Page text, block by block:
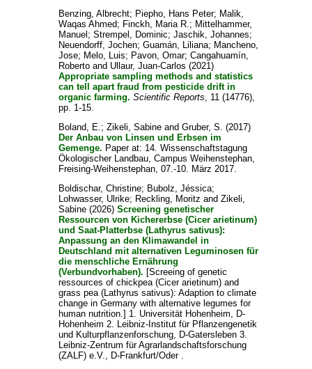
Benzing, Albrecht; Piepho, Hans Peter; Malik,
Waqas Ahmed; Finckh, Maria R.; Mittelhammer,
Manuel ; Strempel, Dominic; Jaschik, Johannes;
Neuendorff, Jochen; Guamán, Liliana; Mancheno,
Jose; Melo, Luis; Pavon, Omar; Cangahuamín,
Robertoand Ullaur, Juan-Carlos (2021)
Appropriate sampling methods and statistics
can tell apart fraud from pesticide drift in
organic farming. Scientific Reports, 11 (14776),
pp. 1-15.
Boland, E.; Zikeli, Sabineand Gruber, S. (2017)
Der Anbau von Linsen und Erbsen im
Gemenge. Paper at: 14. Wissenschaftstagung
Ökologischer Landbau, Campus Weihenstephan,
Freising-Weihenstephan, 07.-10. März 2017.
Boldischar, Christine; Bubolz, Jéssica;
Lohwasser, Ulrike; Reckling, Moritz and Zikeli,
Sabine(2026) Screening genetischer
Ressourcen von Kichererbse (Cicer arietinum)
und Saat-Platterbse (Lathyrus sativus):
Anpassung an den Klimawandel in
Deutschland mit alternativen Leguminosen für
die menschliche Ernährung
(Verbundvorhaben). [Screeing of genetic
ressources of chickpea (Cicer arietinum) and
grass pea (Lathyrus sativus): Adaption to climate
change in Germany with alternative legumes for
human nutrition.] 1. Universität Hohenheim, D-
Hohenheim 2. Leibniz-Institut für Pflanzengenetik
und Kulturpflanzenforschung, D-Gatersleben 3.
Leibniz-Zentrum für Agrarlandschaftsforschung
(ZALF) e.V., D-Frankfurt/Oder .